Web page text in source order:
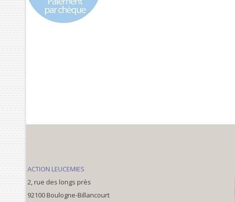
ACTION LEUCEMIES
2, rue des longs près
92100 Boulogne-Billancourt